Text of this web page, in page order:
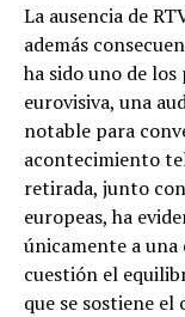
La ausencia de
además
ha sido uno de
eurovisiva, una
notable para
acontecimiento
retirada, junto
europeas, ha
únicamente a
cuestión el
que se sostiene el